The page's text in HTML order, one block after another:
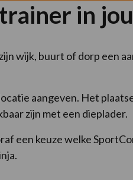
in
wijk, buurt of dorp een
aangeven. Het
zijn met een dieplader.
een keuze welke